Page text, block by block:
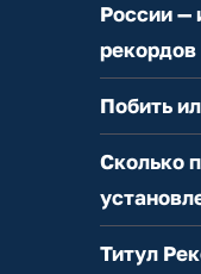
России —
рекордов
Побить
Сколько
Титул